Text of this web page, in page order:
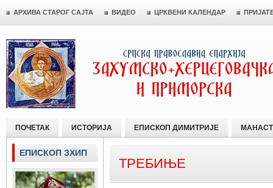
АРХИВА СТАРОГ САЈТА ВИДЕО ЦРКВЕНИ КАЛЕНДАР
ПОЧЕТАК ИСТОРИЈА ЕПИСКОП ДИМИТРИЈЕ
ТРЕБИЊЕ
ЕПИСКОП ЗХИП